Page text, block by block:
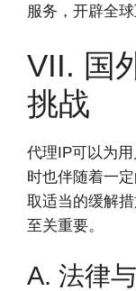
服务，开辟全球
VII. 国
挑战
代理IP可以为
时也伴随着一
取适当的缓解
至关重要。
A. 法律